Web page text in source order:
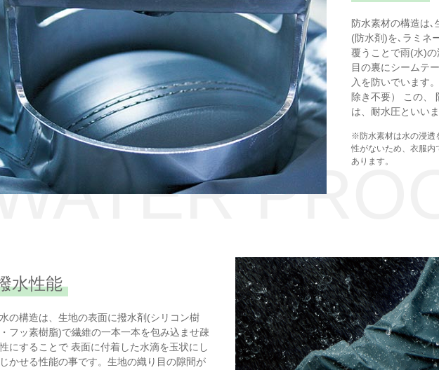
防水素材の構造は
(防水剤)を､ラミネ
覆うことで雨(水)
目の裏にシームテ
入を防いでいます
除き不要） この、
は、耐水圧といいま
※防水素材は水の浸透
性がないため、衣服内
あります。
水性能
の構造は、生地の表面に撥水剤(シリコン樹
フッ素樹脂)で繊維の一本一本を包み込ませ疎
にすることで 表面に付着した水滴を玉状にし
かせる性能の事です。生地の織り目の隙間が